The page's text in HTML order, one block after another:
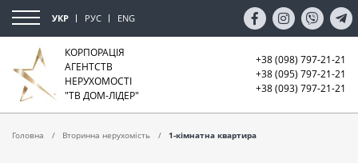
УКР РУС ENG
КОРПОРАЦІЯ
АГЕНТСТВ
НЕРУХОМОСТІ
"ТВ ДОМ-ЛІДЕР"
+38 (098) 797-21-21
+38 (095) 797-21-21
+38 (093) 797-21-21
Головна Вторинна нерухомість 1-кімнатна квартира